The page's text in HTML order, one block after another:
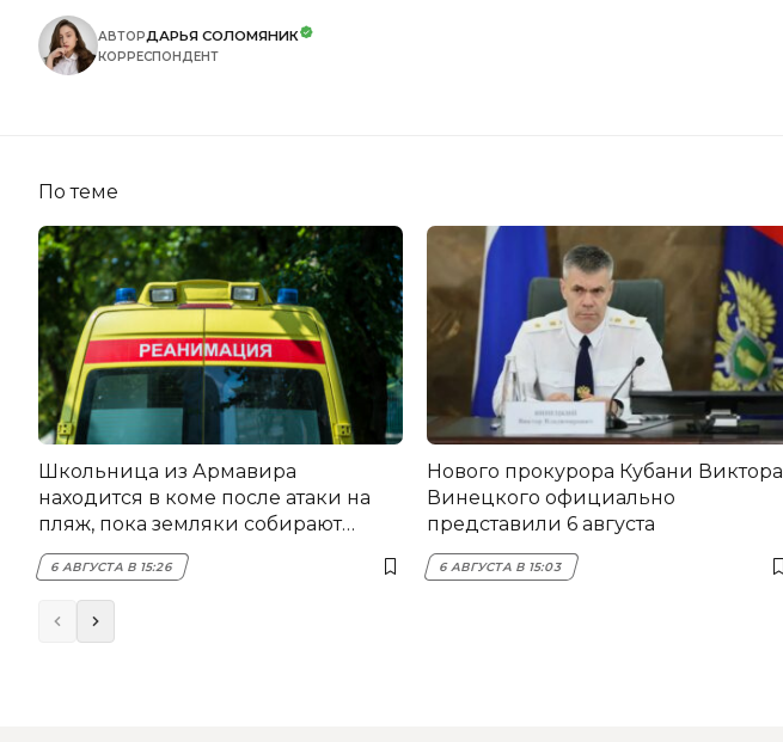
АВТОРДАРЬЯ СОЛОМЯНИК
КОРРЕСПОНДЕНТ
По теме
Школьница из Армавира
находится в коме после атаки на
пляж, пока земляки собирают
помощь
6 АВГУСТА В 15:26
Нового прокурора Кубани Виктора
Винецкого официально
представили 6 августа
6 АВГУСТА В 15:03